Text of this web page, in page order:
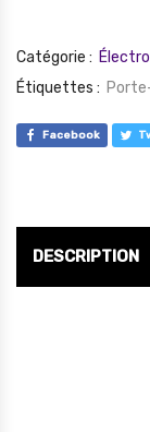
Catégorie :
Étiquettes :
Facebook
DESCRIPTION